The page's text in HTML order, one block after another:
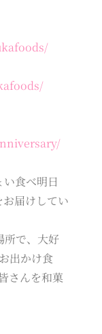
食べ明日
届けしてい
所で、大好
出かけ食
さんを和菓